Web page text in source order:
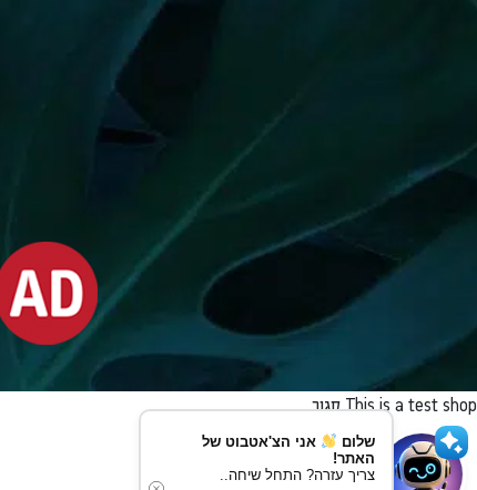
This is a test shopסגור
שלום
אני הצ'אטבוט של
האתר!
צריך עזרה? התחל שיחה..